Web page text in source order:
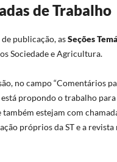
de Trabalho
publicação, asSeções
Sociedade e Agricultura.
no campo “Comentários
propondo o trabalho
estejam com
próprios da ST e a